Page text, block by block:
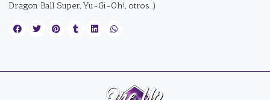
Dragon Ball Super, Yu-Gi-Oh!, otros…)